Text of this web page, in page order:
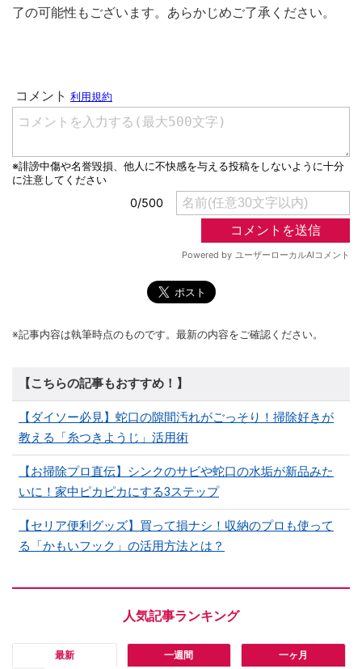
了の可能性もございます。あらかじめご了承ください。
※記事内容は執筆時点のものです。最新の内容をご確認ください。
【こちらの記事もおすすめ！】
【ダイソー必見】蛇口の隙間汚れがごっそり！掃除好きが
教える「糸つきようじ」活用術
【お掃除プロ直伝】シンクのサビや蛇口の水垢が新品みた
いに！家中ピカピカにする3ステップ
【セリア便利グッズ】買って損ナシ！収納のプロも使って
る「かもいフック」の活用方法とは？
最新 一週間 一ヶ月